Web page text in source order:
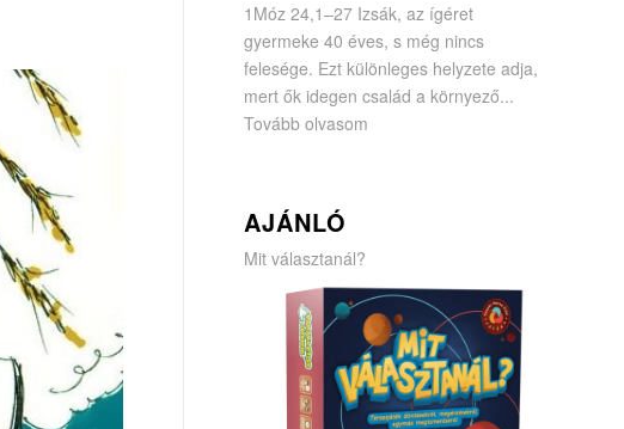
1Móz 24,1–27 Izsák, az ígéret
gyermeke 40 éves, s még nincs
felesége. Ezt különleges helyzete adja,
mert ők idegen család a környező...
Tovább olvasom
AJÁNLÓ
Mit választanál?